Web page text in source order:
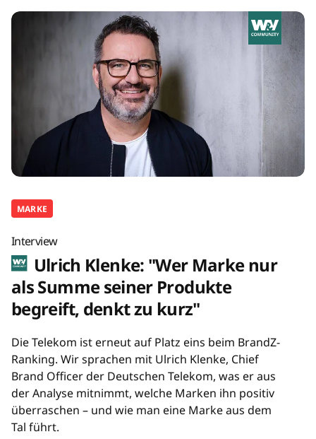
MARKE
Interview
Ulrich Klenke: "Wer Marke nur
als Summe seiner Produkte
begreift, denkt zu kurz"
Die Telekom ist erneut auf Platz eins beim BrandZ-
Ranking. Wir sprachen mit Ulrich Klenke, Chief
Brand Officer der Deutschen Telekom, was er aus
der Analyse mitnimmt, welche Marken ihn positiv
überraschen – und wie man eine Marke aus dem
Tal führt.